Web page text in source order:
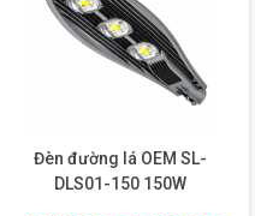
Đèn đường lá OEM SL-
DLS01-150 150W